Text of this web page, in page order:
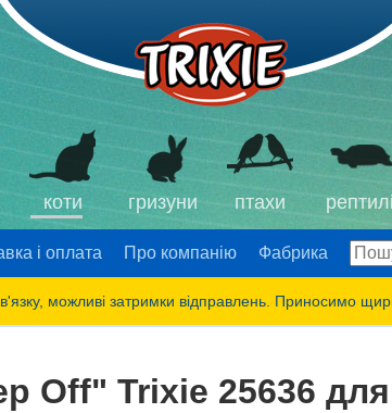
коти гризуни птахи
і оплата Про компанію Фабрика
можливі затримки відправлень. Приносимо
Off" Trixie 25636